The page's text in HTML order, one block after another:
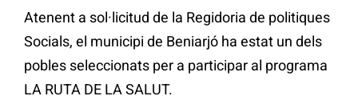
Atenent a sol·licitud de la Regidoria de politiques
Socials, el municipi de Beniarjó ha estat un dels
pobles seleccionats per a participar al programa
LA RUTA DE LA SALUT.